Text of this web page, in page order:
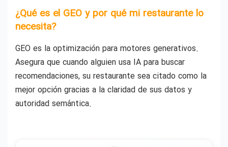
¿Qué es el GEO y por qué mi restaurante lo
necesita?
GEO es la optimización para motores generativos.
Asegura que cuando alguien usa IA para buscar
recomendaciones, su restaurante sea citado como la
mejor opción gracias a la claridad de sus datos y
autoridad semántica.